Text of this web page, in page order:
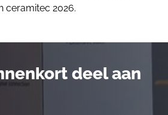
ceramitec 2026.
deel aan